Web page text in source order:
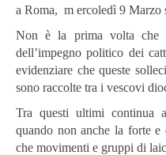
a Roma, m ercoledì 9 Marzo
Non è la prima volta che
dell’impegno politico dei
evidenziare che queste
sono raccolte tra i vescovi
Tra questi ultimi continua
quando non anche la forte e
che movimenti e gruppi di